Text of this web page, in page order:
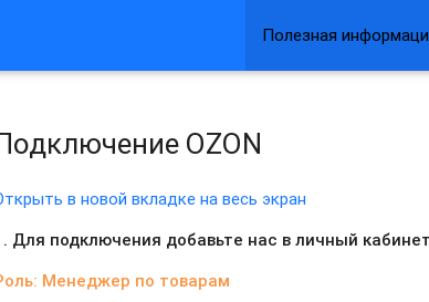
Полезная
OZON
в новой вкладке на весь экран
Для подключения добавьте нас в личный
Менеджер по товарам